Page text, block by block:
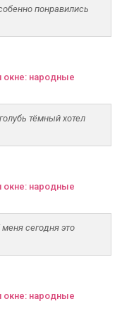
понравились
окне: народные
тёмный хотел
окне: народные
сегодня это
окне: народные